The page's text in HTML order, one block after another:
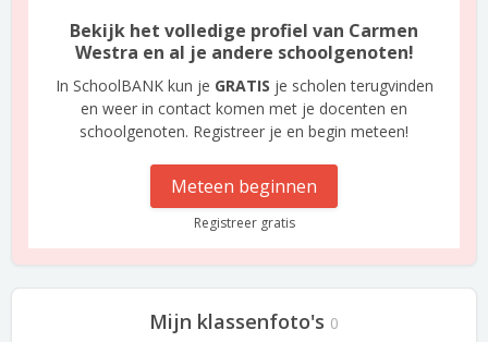
Bekijk het volledige profiel van Carmen
Westra en al je andere schoolgenoten!
In SchoolBANK kun je GRATIS je scholen terugvinden
en weer in contact komen met je docenten en
schoolgenoten. Registreer je en begin meteen!
Meteen beginnen
Registreer gratis
Mijn klassenfoto's 0